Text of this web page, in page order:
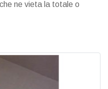
ne vieta la totale o